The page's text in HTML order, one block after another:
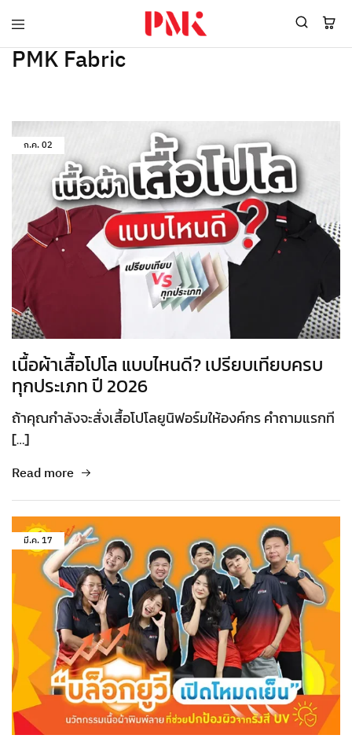
PMK
Polomaker
ผู้
แบรนด์
ยูนิฟอร์ม
พร้อม
โลโก้
ผู้
ผลิต
เสื้อ
มาตรฐาน
ISO9001
อุตสาหกรรม
สี
เขียว
ระดับ
ที่2
PMK Fabric
ก.ค.02
เนื้อผ้าเสื้อโปโล แบบไหนดี? เปรียบเทียบครบ
ทุกประเภท ปี 2026
ถ้าคุณกำลังจะสั่งเสื้อโปโลยูนิฟอร์มให้องค์กร คำถามแรกที
[…]
Read more
มี.ค.17